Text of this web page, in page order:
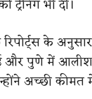
भी दी।
रिपोर्ट्स के
पुणे में आलीशान
अच्छी कीमत